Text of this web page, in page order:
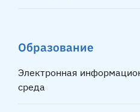
Образование
Электронная
среда